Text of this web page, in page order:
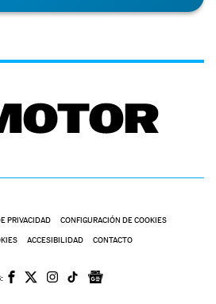
PRIVACIDAD CONFIGURACIÓN DE COOKIES
ACCESIBILIDAD CONTACTO